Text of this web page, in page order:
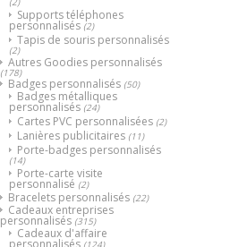
Supports téléphones
personnalisés (2)
Tapis de souris personnalisés
(2)
Autres Goodies personnalisés
(178)
Badges personnalisés (50)
Badges métalliques
personnalisés (24)
Cartes PVC personnalisées (2)
Lanières publicitaires (11)
Porte-badges personnalisés
(14)
Porte-carte visite
personnalisé (2)
Bracelets personnalisés (22)
Cadeaux entreprises
personnalisés (315)
Cadeaux d'affaire
personnalisés (124)